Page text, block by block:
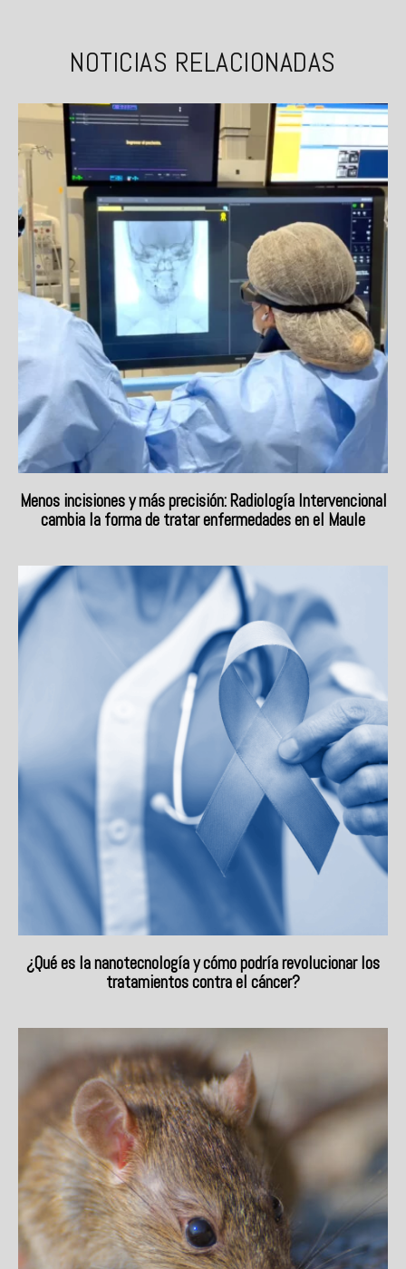
NOTICIAS RELACIONADAS
Menos incisiones y más precisión: Radiología Intervencional
cambia la forma de tratar enfermedades en el Maule
¿Qué es la nanotecnología y cómo podría revolucionar los
tratamientos contra el cáncer?